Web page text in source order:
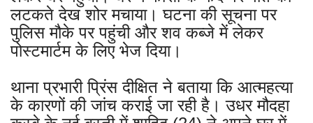
लटकते देख शोर मचाया। घटना की सूचना पर
पुलिस मौके पर पहुंची और शव कब्जे में लेकर
पोस्टमार्टम के लिए भेज दिया।
थाना प्रभारी प्रिंस दीक्षित ने बताया कि आत्महत्या
के कारणों की जांच कराई जा रही है। उधर मौदहा